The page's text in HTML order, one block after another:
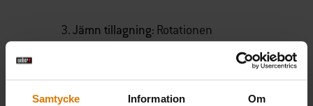
Samtycke Information Om
Jämn tillagning: Rotationen
säkerställer att köttet tillagas jämnt
perfekt jämn finish.